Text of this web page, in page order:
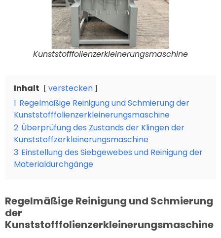
Kunststofffolienzerkleinerungsmaschine
Inhalt
verstecken
1 Regelmäßige Reinigung und Schmierung der
Kunststofffolienzerkleinerungsmaschine
2 Überprüfung des Zustands der Klingen der
Kunststoffzerkleinerungsmaschine
3 Einstellung des Siebgewebes und Reinigung der
Materialdurchgänge
Regelmäßige Reinigung und Schmierung
der
Kunststofffolienzerkleinerungsmaschine